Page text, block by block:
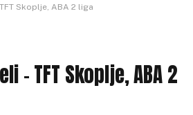
Skoplje, ABA 2 liga
– TFT Skoplje, ABA 2